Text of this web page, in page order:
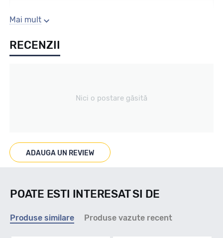
Gaura centrala
76
Se poate cumpara doar la set de 4 buc! Kit montaj GRATUIT
in caz ca este nevoie!
Mai mult
RECENZII
Nici o postare găsită
ADAUGA UN REVIEW
POATE ESTI INTERESAT SI DE
Produse similare Produse vazute recent